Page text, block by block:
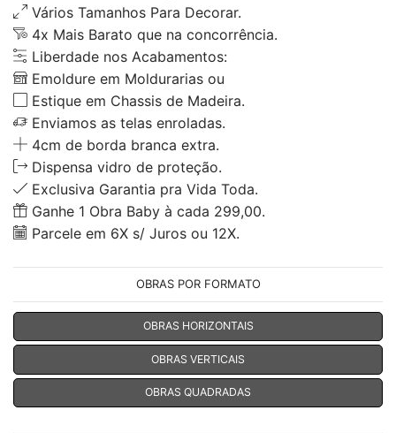
Vários Tamanhos Para Decorar.
4x Mais Barato que na concorrência.
Liberdade nos Acabamentos:
Emoldure em Moldurarias ou
Estique em Chassis de Madeira.
Enviamos as telas enroladas.
4cm de borda branca extra.
Dispensa vidro de proteção.
Exclusiva Garantia pra Vida Toda.
Ganhe 1 Obra Baby à cada 299,00.
Parcele em 6X s/ Juros ou 12X.
OBRAS POR FORMATO
OBRAS HORIZONTAIS
OBRAS VERTICAIS
OBRAS QUADRADAS